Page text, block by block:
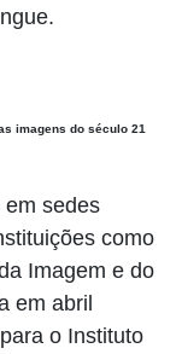
imagens do século 21
em sedes
como
Imagem e do
em abril
o Instituto